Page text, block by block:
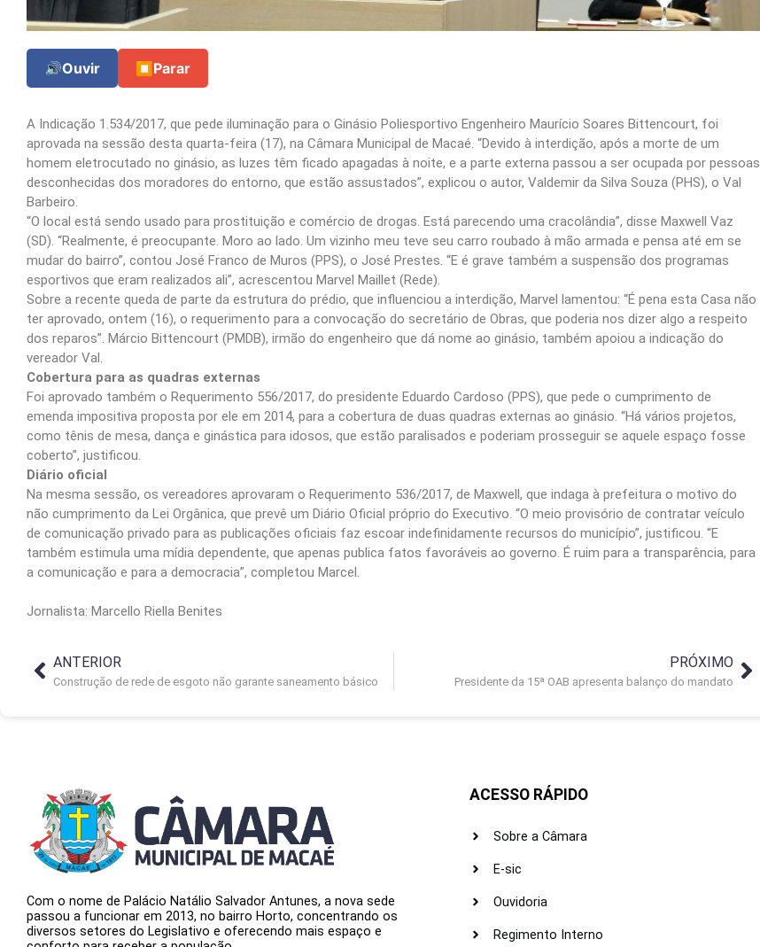
🔊Ouvir ⏹ Parar
A Indicação 1.534/2017, que pede iluminação para o Ginásio Poliesportivo Engenheiro Maurício Soares Bittencourt, foi
aprovada na sessão desta quarta-feira (17), na Câmara Municipal de Macaé. “Devido à interdição, após a morte de um
homem eletrocutado no ginásio, as luzes têm ficado apagadas à noite, e a parte externa passou a ser ocupada por pessoas
desconhecidas dos moradores do entorno, que estão assustados”, explicou o autor, Valdemir da Silva Souza (PHS), o Val
Barbeiro.
“O local está sendo usado para prostituição e comércio de drogas. Está parecendo uma cracolândia”, disse Maxwell Vaz
(SD). “Realmente, é preocupante. Moro ao lado. Um vizinho meu teve seu carro roubado à mão armada e pensa até em se
mudar do bairro”, contou José Franco de Muros (PPS), o José Prestes. “E é grave também a suspensão dos programas
esportivos que eram realizados ali”, acrescentou Marvel Maillet (Rede).
Sobre a recente queda de parte da estrutura do prédio, que influenciou a interdição, Marvel lamentou: “É pena esta Casa não
ter aprovado, ontem (16), o requerimento para a convocação do secretário de Obras, que poderia nos dizer algo a respeito
dos reparos”. Márcio Bittencourt (PMDB), irmão do engenheiro que dá nome ao ginásio, também apoiou a indicação do
vereador Val.
Cobertura para as quadras externas
Foi aprovado também o Requerimento 556/2017, do presidente Eduardo Cardoso (PPS), que pede o cumprimento de
emenda impositiva proposta por ele em 2014, para a cobertura de duas quadras externas ao ginásio. “Há vários projetos,
como tênis de mesa, dança e ginástica para idosos, que estão paralisados e poderiam prosseguir se aquele espaço fosse
coberto”, justificou.
Diário oficial
Na mesma sessão, os vereadores aprovaram o Requerimento 536/2017, de Maxwell, que indaga à prefeitura o motivo do
não cumprimento da Lei Orgânica, que prevê um Diário Oficial próprio do Executivo. “O meio provisório de contratar veículo
de comunicação privado para as publicações oficiais faz escoar indefinidamente recursos do município”, justificou. “E
também estimula uma mídia dependente, que apenas publica fatos favoráveis ao governo. É ruim para a transparência, para
a comunicação e para a democracia”, completou Marcel.
Jornalista: Marcello Riella Benites
ANTERIOR
Construção de rede de esgoto não garante saneamento básico
PRÓXIMO
Presidente da 15ª OAB apresenta balanço do mandato
Com o nome de Palácio Natálio Salvador Antunes, a nova sede
passou a funcionar em 2013, no bairro Horto, concentrando os
diversos setores do Legislativo e oferecendo mais espaço e
ACESSO RÁPIDO
Sobre a Câmara
E-sic
Ouvidoria
Regimento Interno